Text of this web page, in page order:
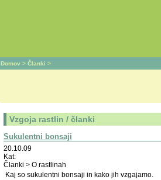
Domov > Članki >
Vzgoja rastlin / članki
Sukulentni bonsaji
20.10.09
Kat:
Članki > O rastlinah
Kaj so sukulentni bonsaji in kako jih vzgajamo.